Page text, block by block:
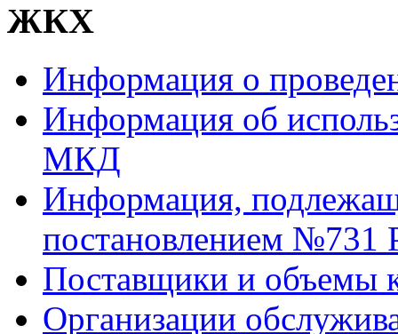
ЖКХ
Информация о
Информация об
МКД
Информация,
постановлением №731
Поставщики и объемы
Организации